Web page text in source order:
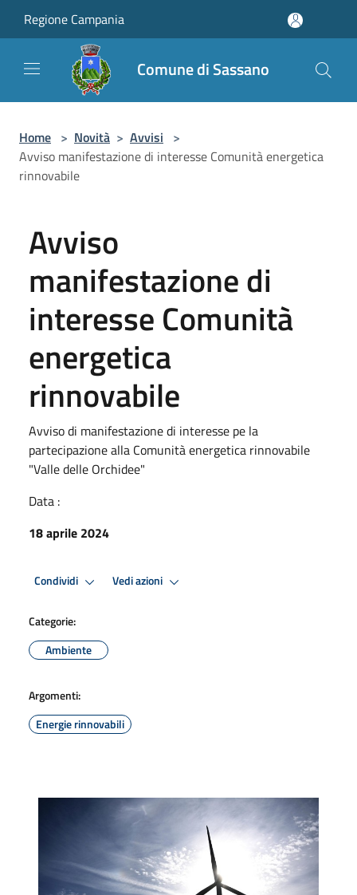
Regione Campania
Comune di Sassano
Home > Novità > Avvisi >
Avviso manifestazione di interesse Comunità energetica
rinnovabile
Avviso
manifestazione di
interesse Comunità
energetica
rinnovabile
Avviso di manifestazione di interesse pe la
partecipazione alla Comunità energetica rinnovabile
"Valle delle Orchidee"
Data :
18 aprile 2024
Condividi Vedi azioni
Categorie:
Ambiente
Argomenti:
Energie rinnovabili